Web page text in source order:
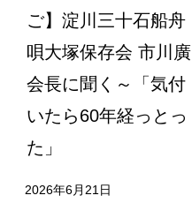
ご】淀川三十石船舟
唄大塚保存会 市川廣
会長に聞く～「気付
いたら60年経っとっ
た」
2026年6月21日